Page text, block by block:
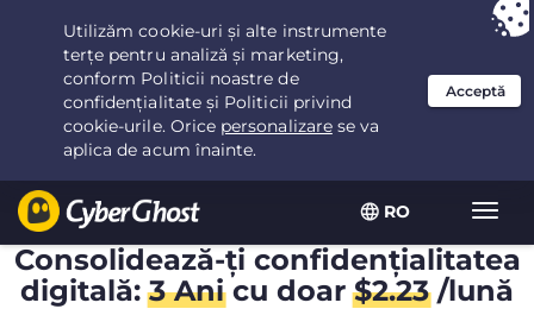
RO
Ai ales:Cea mai bună ofertăpentru 3.3333333333333ani la $
/lună
Consolidează-ți confidențialitatea
digitală:3 Anicu doar$2.23/lună